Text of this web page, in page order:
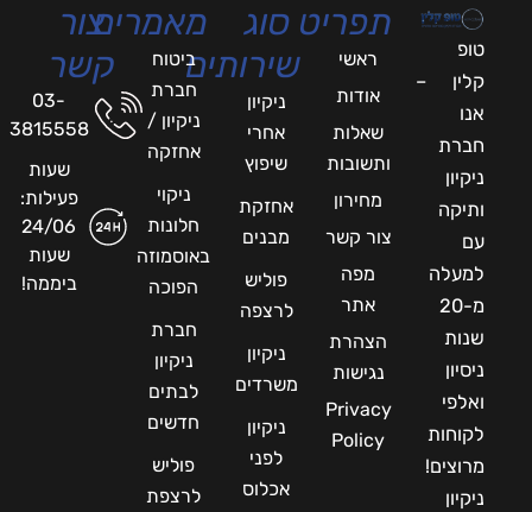
טופ
קלין –
אנו
חברת
ניקיון
ותיקה
עם
למעלה
מ-20
שנות
ניסיון
ואלפי
לקוחות
מרוצים!
ניקיון
תפריט
ראשי
אודות
שאלות
ותשובות
מחירון
צור קשר
מפה
אתר
הצהרת
נגישות
Privacy
Policy
סוג
שירותים
ניקיון
אחרי
שיפוץ
אחזקת
מבנים
פוליש
לרצפה
ניקיון
משרדים
ניקיון
לפני
אכלוס
מאמרים
ביטוח
חברת
ניקיון /
אחזקה
ניקוי
חלונות
באוסמוזה
הפוכה
חברת
ניקיון
לבתים
חדשים
פוליש
לרצפת
צור
קשר
03-
3815558
שעות
פעילות:
24/06
שעות
ביממה!